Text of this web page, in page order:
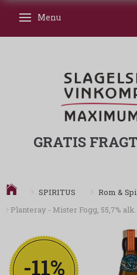
Skifte navigation
Menu
GRATIS
SPIRITUS Rom &
Planteray - Mister Fogg, 55,7% alk.
-11%